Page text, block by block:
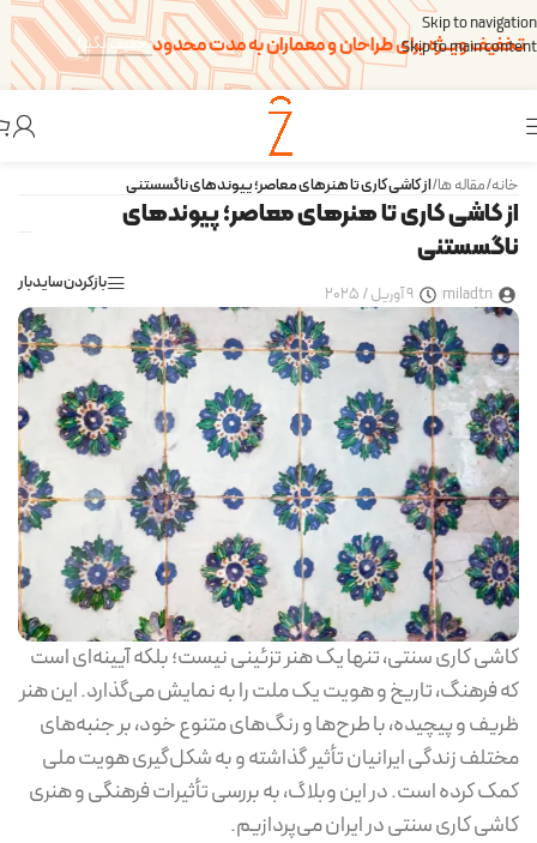
Skip to navigation
Skip to main content
تخفیف ویــژه برای طراحان و معماران به مدت محدودتخفیف بگیر!
از کاشی کاری تا هنرهای معاصر؛ پیوندهای
ناگسستنی
miladtn 9 آوریل / 2025 بازکردن سایدبار
خانه/مقاله ها/از کاشی کاری تا هنرهای معاصر؛ پیوندهای ناگسستنی
کاشی کاری سنتی، تنها یک هنر تزئینی نیست؛ بلکه آیینه‌ای است
که فرهنگ، تاریخ و هویت یک ملت را به نمایش می‌گذارد. این هنر
ظریف و پیچیده، با طرح‌ها و رنگ‌های متنوع خود، بر جنبه‌های
مختلف زندگی ایرانیان تأثیر گذاشته و به شکل‌گیری هویت ملی
کمک کرده است. در این وبلاگ، به بررسی تأثیرات فرهنگی و هنری
کاشی کاری سنتی در ایران می‌پردازیم.